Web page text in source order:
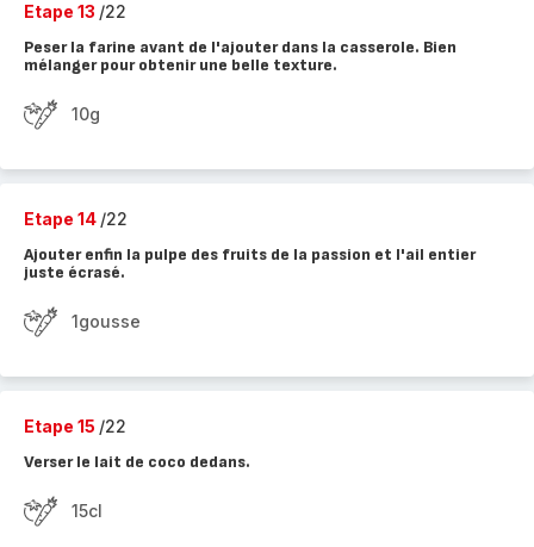
Etape 13 /22
Peser la farine avant de l'ajouter dans la casserole. Bien
mélanger pour obtenir une belle texture.
10g
Etape 14 /22
Ajouter enfin la pulpe des fruits de la passion et l'ail entier
juste écrasé.
1gousse
Etape 15 /22
Verser le lait de coco dedans.
15cl